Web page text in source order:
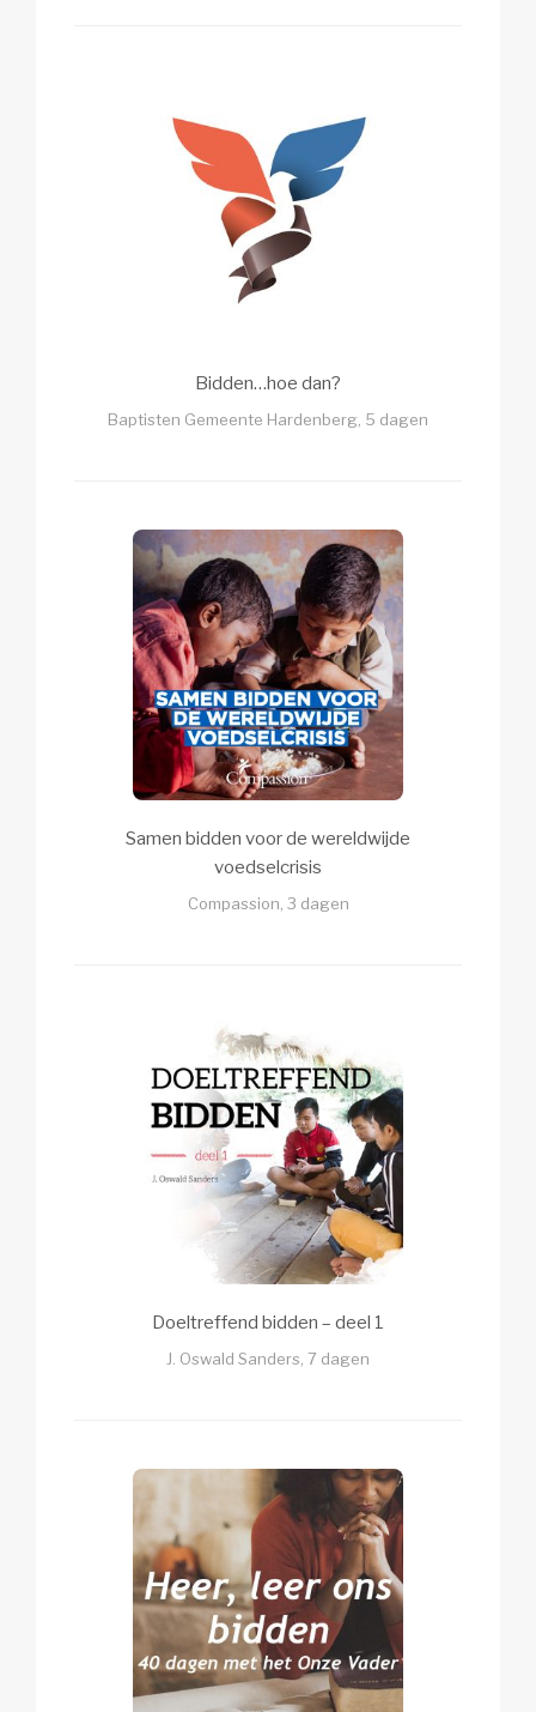
Bidden…hoe dan?
Baptisten Gemeente Hardenberg, 5 dagen
Samen bidden voor de wereldwijde
voedselcrisis
Compassion, 3 dagen
Doeltreffend bidden – deel 1
J. Oswald Sanders, 7 dagen